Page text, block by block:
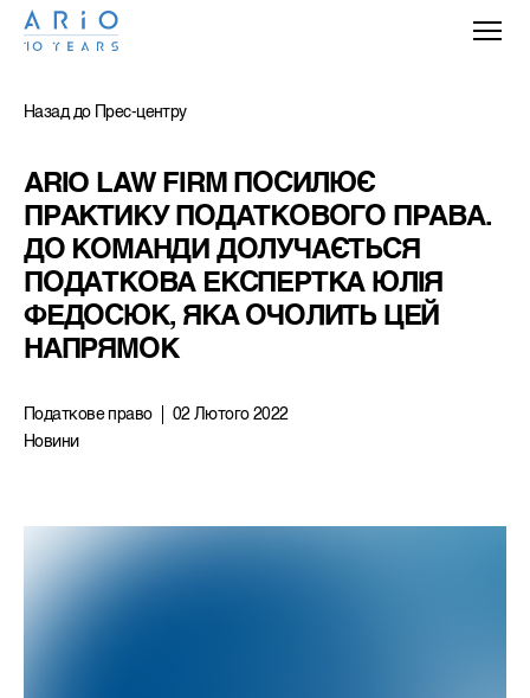
Назад до Прес-центру
ARIO LAW FIRM ПОСИЛЮЄ
ПРАКТИКУ ПОДАТКОВОГО ПРАВА.
ДО КОМАНДИ ДОЛУЧАЄТЬСЯ
ПОДАТКОВА ЕКСПЕРТКА ЮЛІЯ
ФЕДОСЮК, ЯКА ОЧОЛИТЬ ЦЕЙ
НАПРЯМОК
Новини
Податкове право 02 Лютого 2022